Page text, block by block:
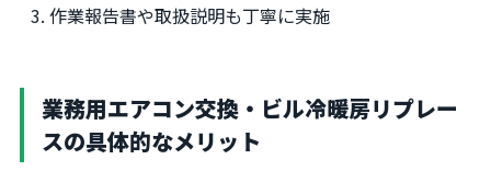
作業報告書や取扱説明も丁寧に実施
業務用エアコン交換・ビル冷暖房リプレー
スの具体的なメリット